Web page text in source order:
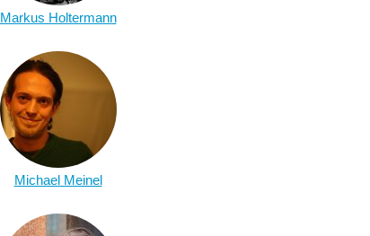
Markus Holtermann
Michael Meinel